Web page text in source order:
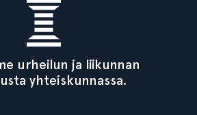
urheilun ja liikunnan
yhteiskunnassa.